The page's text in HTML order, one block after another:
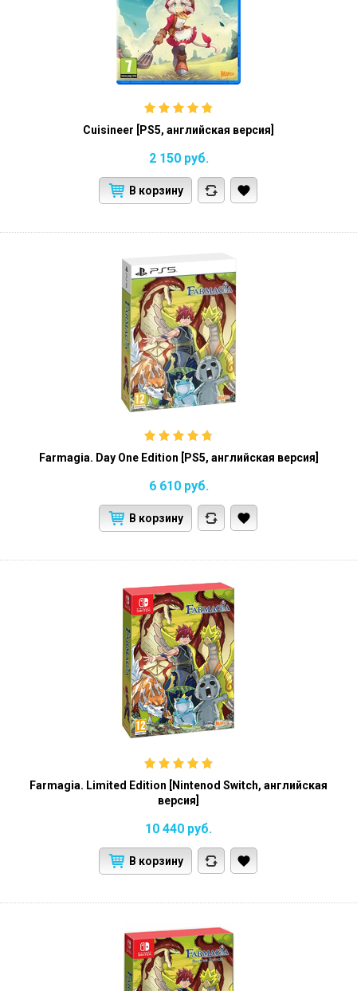
Cuisineer [PS5, английская версия]
2 150 руб.
В корзину
Farmagia. Day One Edition [PS5, английская версия]
6 610 руб.
В корзину
Farmagia. Limited Edition [Nintenod Switch, английская
версия]
10 440 руб.
В корзину